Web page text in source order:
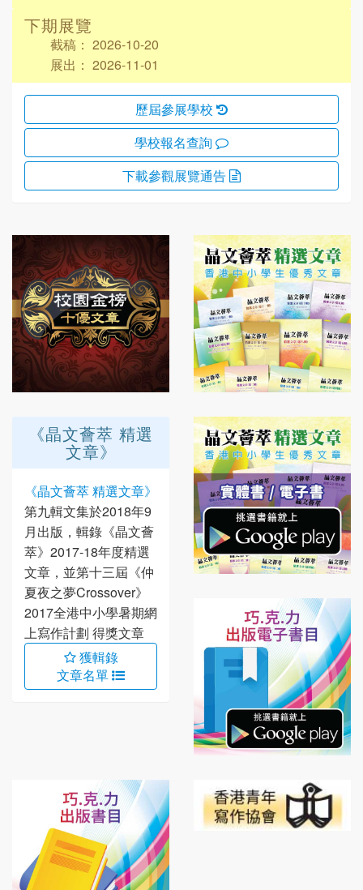
下期展覽
截稿： 2026-10-20
展出： 2026-11-01
歷屆參展學校
學校報名查詢
下載參觀展覽通告
《晶文薈萃 精選
文章》
《晶文薈萃 精選文章》
第九輯文集於2018年9
月出版，輯錄《晶文薈
萃》2017-18年度精選
文章，並第十三屆《仲
夏夜之夢Crossover》
2017全港中小學暑期網
上寫作計劃 得獎文章
獲輯錄
文章名單